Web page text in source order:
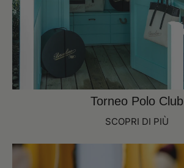
Torneo Polo Club
SCOPRI DI PIÙ